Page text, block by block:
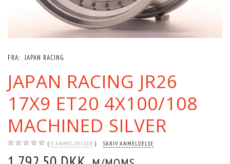
FRA: JAPAN RACING
JAPAN RACING JR26
17X9 ET20 4X100/108
MACHINED SILVER
0 ANMELDELSER SKRIV ANMELDELSE